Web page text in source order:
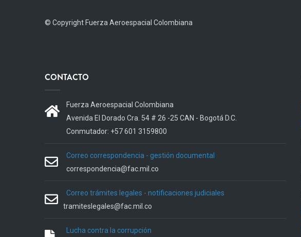
© Copyright Fuerza Aeroespacial Colombiana
CONTACTO
Fuerza Aeroespacial Colombiana
Avenida El Dorado Cra. 54 # 26 -25 CAN - Bogotá D.C.
Conmutador: +57 601 3159800
Correo correspondencia - gestión documental
correspondencia@fac.mil.co
Correo trámites legales - notificaciones judiciales
tramiteslegales@fac.mil.co
Lucha contra la corrupción